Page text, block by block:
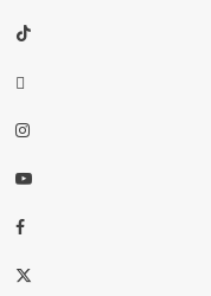
TikTok
threads
Instagram
Youtube
Facebook
X